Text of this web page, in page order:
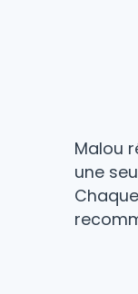
Malou
une